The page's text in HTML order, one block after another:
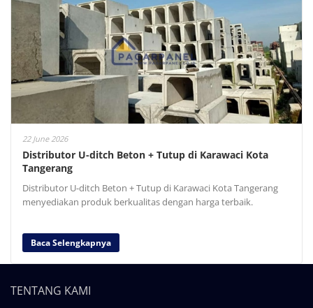
22 June 2026
Distributor U-ditch Beton + Tutup di Karawaci Kota
Tangerang
Distributor U-ditch Beton + Tutup di Karawaci Kota Tangerang
menyediakan produk berkualitas dengan harga terbaik.
Baca Selengkapnya
TENTANG KAMI